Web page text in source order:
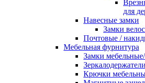
для
Навесные замки
Замки
Почтовые /
Мебельная фурнитура
Замки
Зеркалодержатели
Крючки